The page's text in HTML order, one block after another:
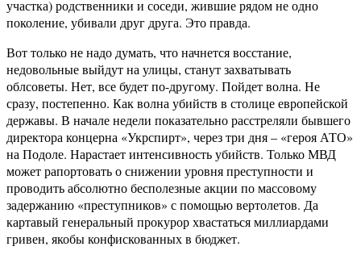
участка) родственники и соседи, жившие рядом не одно
поколение, убивали друг друга. Это правда.
Вот только не надо думать, что начнется восстание,
недовольные выйдут на улицы, станут захватывать
облсоветы. Нет, все будет по-другому. Пойдет волна. Не
сразу, постепенно. Как волна убийств в столице европейской
державы. В начале недели показательно расстреляли бывшего
директора концерна «Укрспирт», через три дня – «героя АТО»
на Подоле. Нарастает интенсивность убийств. Только МВД
может рапортовать о снижении уровня преступности и
проводить абсолютно бесполезные акции по массовому
задержанию «преступников» с помощью вертолетов. Да
картавый генеральный прокурор хвастаться миллиардами
гривен, якобы конфискованных в бюджет.